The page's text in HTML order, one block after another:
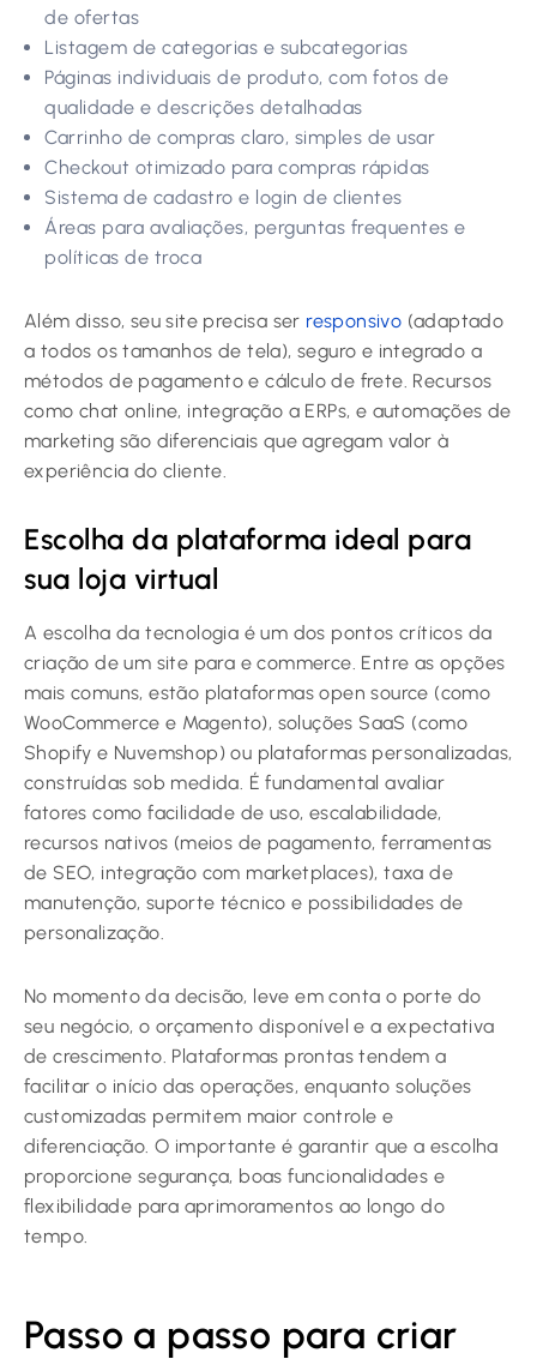
de ofertas
Listagem de categorias e subcategorias
Páginas individuais de produto, com fotos de
qualidade e descrições detalhadas
Carrinho de compras claro, simples de usar
Checkout otimizado para compras rápidas
Sistema de cadastro e login de clientes
Áreas para avaliações, perguntas frequentes e
políticas de troca
Além disso, seu site precisa ser responsivo (adaptado
a todos os tamanhos de tela), seguro e integrado a
métodos de pagamento e cálculo de frete. Recursos
como chat online, integração a ERPs, e automações de
marketing são diferenciais que agregam valor à
experiência do cliente.
Escolha da plataforma ideal para
sua loja virtual
A escolha da tecnologia é um dos pontos críticos da
criação de um site para e commerce. Entre as opções
mais comuns, estão plataformas open source (como
WooCommerce e Magento), soluções SaaS (como
Shopify e Nuvemshop) ou plataformas personalizadas,
construídas sob medida. É fundamental avaliar
fatores como facilidade de uso, escalabilidade,
recursos nativos (meios de pagamento, ferramentas
de SEO, integração com marketplaces), taxa de
manutenção, suporte técnico e possibilidades de
personalização.
No momento da decisão, leve em conta o porte do
seu negócio, o orçamento disponível e a expectativa
de crescimento. Plataformas prontas tendem a
facilitar o início das operações, enquanto soluções
customizadas permitem maior controle e
diferenciação. O importante é garantir que a escolha
proporcione segurança, boas funcionalidades e
flexibilidade para aprimoramentos ao longo do
tempo.
Passo a passo para criar